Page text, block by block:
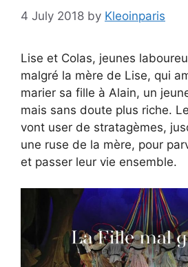
4 July 2018 by Kleoinparis
Lise et Colas, jeunes
malgré la mère de Lise, qui
marier sa fille à Alain, un
mais sans doute plus riche.
vont user de stratagèmes,
une ruse de la mère, pour
et passer leur vie ensemble.